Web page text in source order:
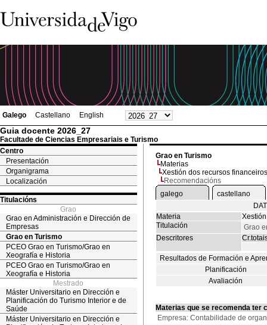
Galego Castellano English
Guia docente 2026_27
Facultade de Ciencias Empresariais e Turismo
Centro
Presentación
Organigrama
Localización
Titulacións
Grao
Grao en Administración e Dirección de
Empresas
Grao en Turismo
PCEO Grao en Turismo/Grao en
Xeografía e Historia
PCEO Grao en Turismo/Grao en
Xeografía e Historia
Mestrado
Máster Universitario en Dirección e
Planificación do Turismo Interior e de
Saúde
Máster Universitario en Dirección e
Grao en Turismo
Materias
Xestión dos recursos financeiros
Recomendacións
galego
castellano
Materia
Titulación
Grao
Descritores
Resultados de Formación e
Planificación
Avaliación
Materias que se recomenda ter
Empresa: Contabilidade de